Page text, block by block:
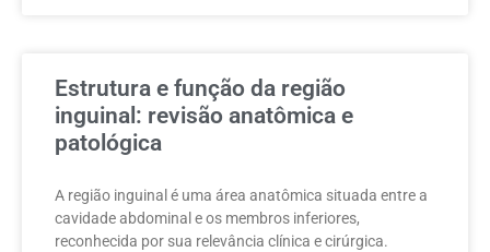
Estrutura e função da região
inguinal: revisão anatômica e
patológica
A região inguinal é uma área anatômica situada entre a
cavidade abdominal e os membros inferiores,
reconhecida por sua relevância clínica e cirúrgica.